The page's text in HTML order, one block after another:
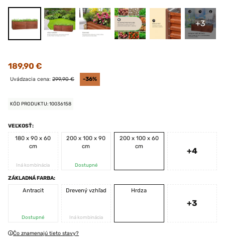
+3
189,90 €
Uvádzacia cena: 299,90 € -36%
KÓD PRODUKTU: 10036158
VEĽKOSŤ:
180 x 90 x 60
cm
Iná kombinácia
200 x 100 x 90
cm
Dostupné
200 x 100 x 60
cm
+4
ZÁKLADNÁ FARBA:
Antracit
Dostupné
Drevený vzhľad
Iná kombinácia
Hrdza
+3
Čo znamenajú tieto stavy?